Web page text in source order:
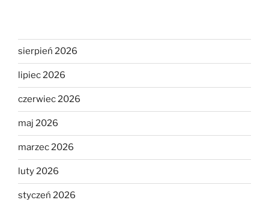
sierpień 2026
lipiec 2026
czerwiec 2026
maj 2026
marzec 2026
luty 2026
styczeń 2026